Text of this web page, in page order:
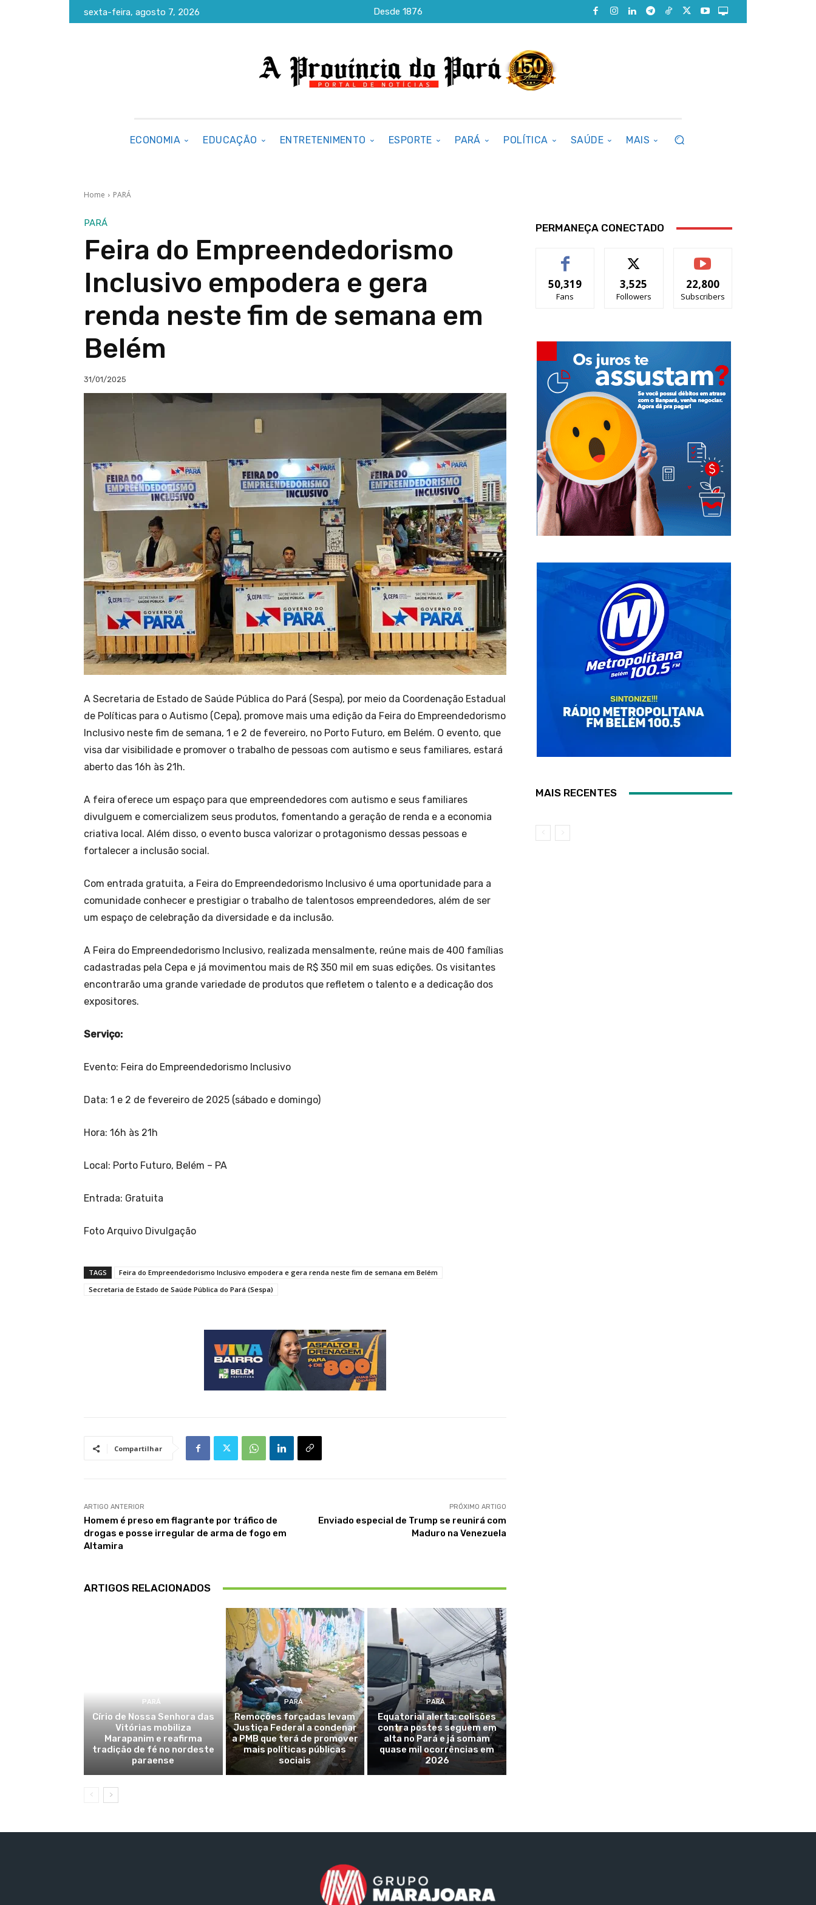
sexta-feira, agosto 7, 2026 Desde 1876
ECONOMIA EDUCAÇÃO ENTRETENIMENTO ESPORTE PARÁ POLÍTICA SAÚDE MAIS
Home PARÁ
PARÁ
Feira do Empreendedorismo
Inclusivo empodera e gera
renda neste fim de semana em
Belém
31/01/2025
A Secretaria de Estado de Saúde Pública do Pará (Sespa), por meio da Coordenação Estadual
de Políticas para o Autismo (Cepa), promove mais uma edição da Feira do Empreendedorismo
Inclusivo neste fim de semana, 1 e 2 de fevereiro, no Porto Futuro, em Belém. O evento, que
visa dar visibilidade e promover o trabalho de pessoas com autismo e seus familiares, estará
aberto das 16h às 21h.
A feira oferece um espaço para que empreendedores com autismo e seus familiares
divulguem e comercializem seus produtos, fomentando a geração de renda e a economia
criativa local. Além disso, o evento busca valorizar o protagonismo dessas pessoas e
fortalecer a inclusão social.
Com entrada gratuita, a Feira do Empreendedorismo Inclusivo é uma oportunidade para a
comunidade conhecer e prestigiar o trabalho de talentosos empreendedores, além de ser
um espaço de celebração da diversidade e da inclusão.
A Feira do Empreendedorismo Inclusivo, realizada mensalmente, reúne mais de 400 famílias
cadastradas pela Cepa e já movimentou mais de R$ 350 mil em suas edições. Os visitantes
encontrarão uma grande variedade de produtos que refletem o talento e a dedicação dos
expositores.
Serviço:
Evento: Feira do Empreendedorismo Inclusivo
Data: 1 e 2 de fevereiro de 2025 (sábado e domingo)
Hora: 16h às 21h
Local: Porto Futuro, Belém – PA
Entrada: Gratuita
Foto Arquivo Divulgação
TAGS
Feira do Empreendedorismo Inclusivo empodera e gera renda neste fim de semana em Belém
Secretaria de Estado de Saúde Pública do Pará (Sespa)
Compartilhar
ARTIGO ANTERIOR
Homem é preso em flagrante por tráfico de
drogas e posse irregular de arma de fogo em
Altamira
PRÓXIMO ARTIGO
Enviado especial de Trump se reunirá com
Maduro na Venezuela
ARTIGOS RELACIONADOS
PARÁ
Círio de Nossa Senhora das
Vitórias mobiliza
Marapanim e reafirma
tradição de fé no nordeste
paraense
PARÁ
Remoções forçadas levam
Justiça Federal a condenar
a PMB que terá de promover
mais políticas públicas
sociais
PARÁ
Equatorial alerta: colisões
contra postes seguem em
alta no Pará e já somam
quase mil ocorrências em
2026
PERMANEÇA CONECTADO
50,319
Fans
3,525
Followers
22,800
Subscribers
MAIS RECENTES